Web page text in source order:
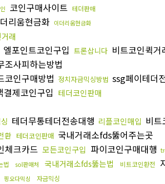
코인구매사이트 테더판매
리움현금화 이더리움현금화
래
엘포인트코인구입 트론삽니다 비트코인퀵거
조사피하는방법
코인구매방법 정치자금믹싱방법 ssg페이테더
결제코인구입 테더코인판매
테더무통테더전송대행 리플코인매입 비
환 테더코인판매 국내거래소fds뚫어주는곳
체크카드 모든코인구입 파이코인구매대행
법 sol판매처 국내거래소fds뚫는법 비트코인환전
핑오다믹싱
자금믹싱